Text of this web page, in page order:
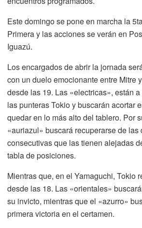
Este domingo se pone en marcha la
Primera y las acciones se verán en
Iguazú.
Los encargados de abrir la jornada
con un duelo emocionante entre Mitre
desde las 19. Las «electricas», están
las punteras Tokio y buscarán acortar
quedar en lo más alto del tablero. Por
«auriazul» buscará recuperarse de las
consecutivas que las tienen alejadas
tabla de posiciones.
Mientras que, en el Yamaguchi, Tokio
desde las 18. Las «orientales»
su invicto, mientras que el «azurro»
primera victoria en el certamen.